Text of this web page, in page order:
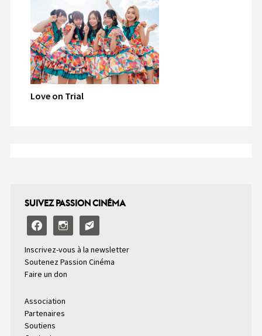
Love on Trial
SUIVEZ PASSION CINÉMA
facebookinstagramemail-
alt2
Inscrivez-vous à la newsletter
Soutenez Passion Cinéma
Faire un don
Association
Partenaires
Soutiens